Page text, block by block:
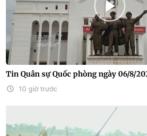
Tin Quân sự Quốc phòng ngày 06/8/
10 giờ trước